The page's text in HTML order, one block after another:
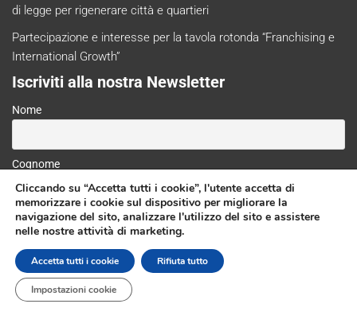
di legge per rigenerare città e quartieri
Partecipazione e interesse per la tavola rotonda “Franchising e
International Growth”
Iscriviti alla nostra Newsletter
Nome
Cognome
Email
Ho preso visione delle norme sulla privacy.
Cliccando su “Accetta tutti i cookie”, l'utente accetta di
memorizzare i cookie sul dispositivo per migliorare la
navigazione del sito, analizzare l'utilizzo del sito e assistere
nelle nostre attività di marketing.
Accetta tutti i cookie Rifiuta tutto
Impostazioni cookie